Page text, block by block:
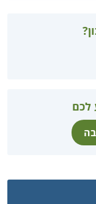
לכם